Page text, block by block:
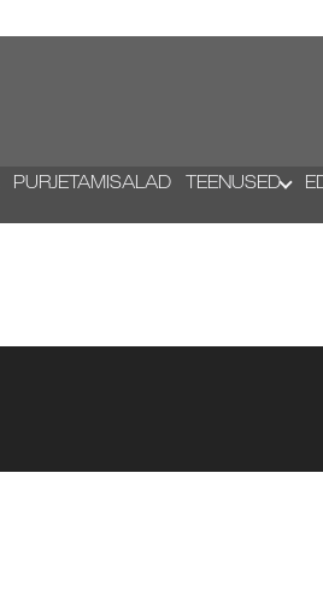
PURJETAMISALAD TEENUSED